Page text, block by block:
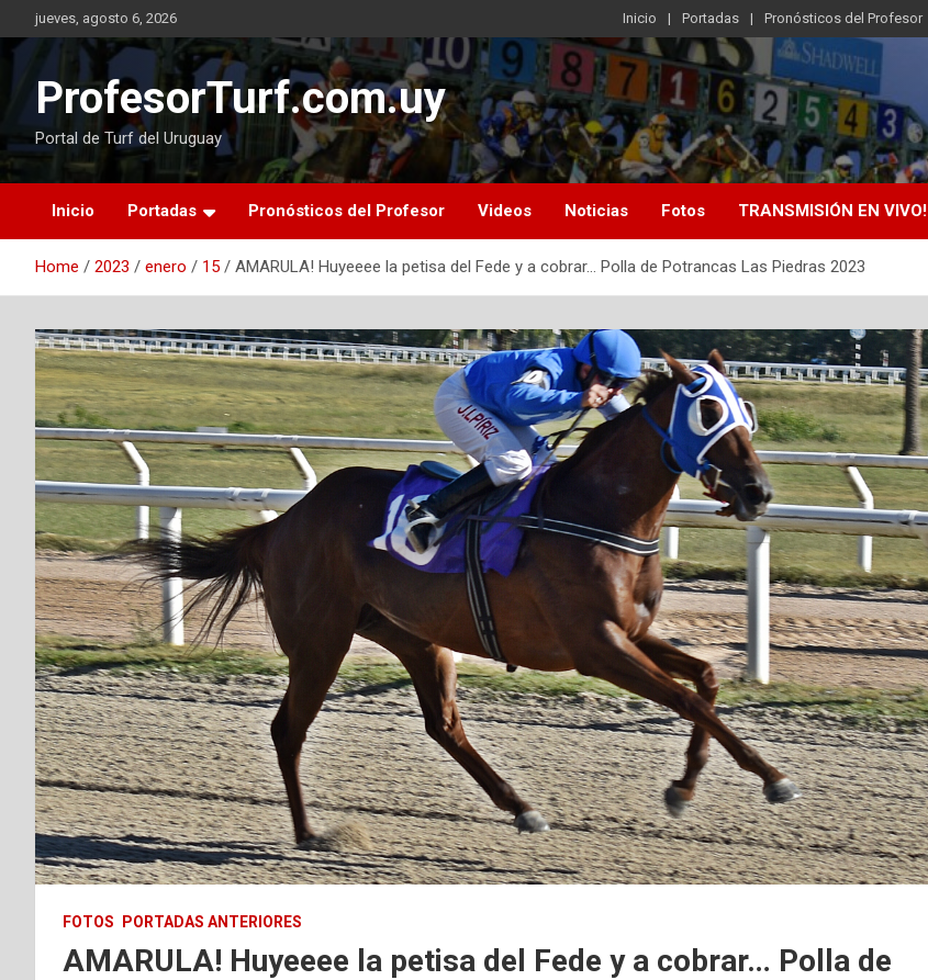
to
content
jueves, agosto 6, 2026 Inicio Portadas Pronósticos del Profesor
ProfesorTurf.com.uy
Portal de Turf del Uruguay
Inicio Portadas Pronósticos del Profesor Videos Noticias Fotos TRANSMISIÓN EN VIVO!
Home 2023 enero 15 AMARULA! Huyeeee la petisa del Fede y a cobrar… Polla de Potrancas Las Piedras 2023
FOTOS PORTADAS ANTERIORES
AMARULA! Huyeeee la petisa del Fede y a cobrar… Polla de